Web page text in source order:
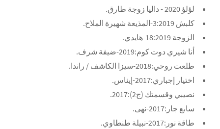
لؤلؤ 2020 - داليا زوجة طارق.
كلبش 3:2019-المذيعة شهيرة الملاح.
الزوجة 18:2019-هايدي.
أنا شيري دوت كوم:2019-ضيفة شرف.
طلعت روحي:2018-سيزا الكاشف / راندا.
اختيار إجباري:2017-إيناس.
نصيبي وقسمتك (ج2):2017.
سابع جار:2017-نهى.
طاقة نور:2017-نبيلة طنطاوي.